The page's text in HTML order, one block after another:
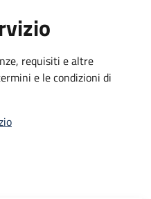
requisiti e altre
e le condizioni di